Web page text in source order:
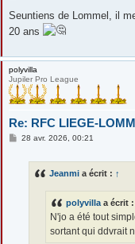
s
a
Seuntiens de Lommel, il
20 ans
polyvilla
Jupiler Pro League
Re: RFC LIEGE-
M28 avr. 2026, 00:21
Jeanmi a écrit : ↑
polyvilla a écrit :
N'jo a été tout
sortant qui ddvrait